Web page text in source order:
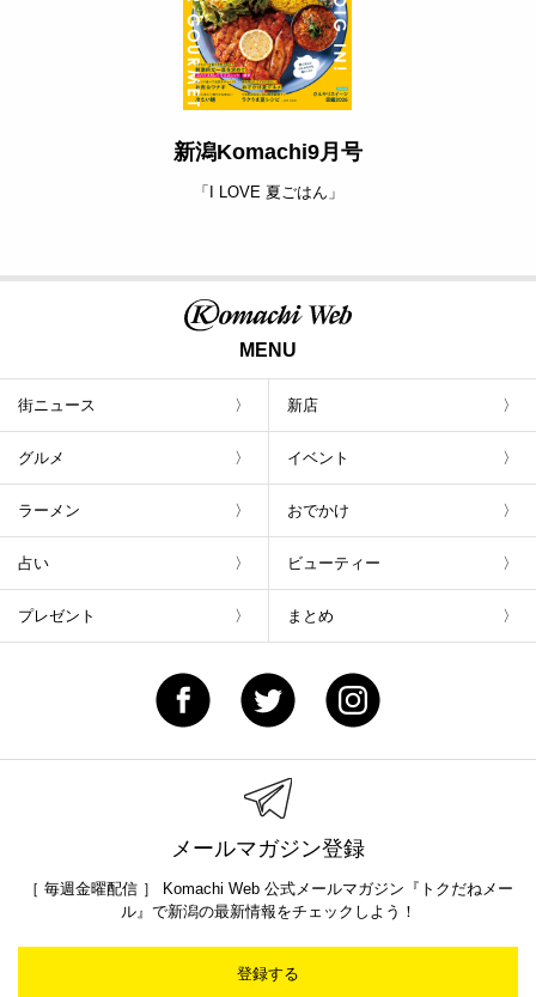
新潟Komachi9月号
「I LOVE 夏ごはん」
MENU
街ニュース 新店
グルメ イベント
ラーメン おでかけ
占い ビューティー
プレゼント まとめ
メールマガジン登録
［ 毎週金曜配信 ］ Komachi Web 公式メールマガジン『トクだねメー
ル』で新潟の最新情報をチェックしよう！
登録する